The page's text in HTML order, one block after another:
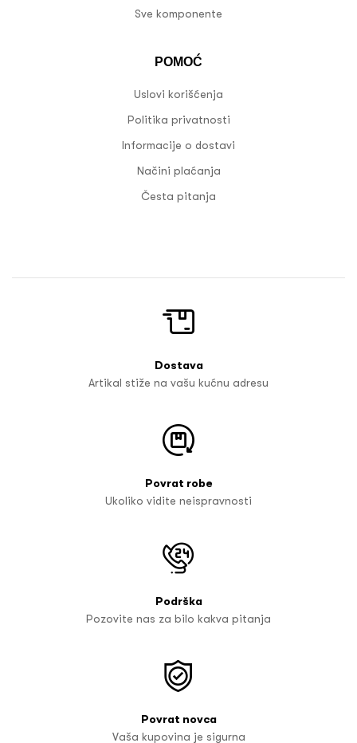
Sve komponente
POMOĆ
Uslovi korišćenja
Politika privatnosti
Informacije o dostavi
Načini plaćanja
Česta pitanja
Dostava
Artikal stiže na vašu kućnu adresu
Povrat robe
Ukoliko vidite neispravnosti
Podrška
Pozovite nas za bilo kakva pitanja
Povrat novca
Vaša kupovina je sigurna